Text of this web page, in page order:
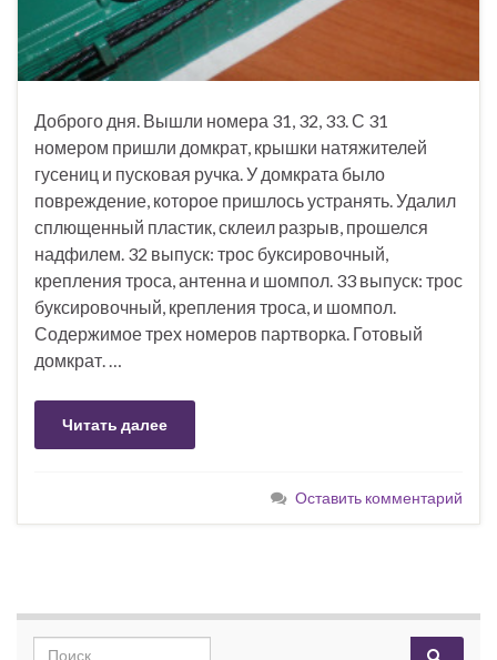
Доброго дня. Вышли номера 31, 32, 33. С 31
номером пришли домкрат, крышки натяжителей
гусениц и пусковая ручка. У домкрата было
повреждение, которое пришлось устранять. Удалил
сплющенный пластик, склеил разрыв, прошелся
надфилем. 32 выпуск: трос буксировочный,
крепления троса, антенна и шомпол. 33 выпуск: трос
буксировочный, крепления троса, и шомпол.
Содержимое трех номеров партворка. Готовый
домкрат. …
Читать далее
Оставить комментарий
Search for: